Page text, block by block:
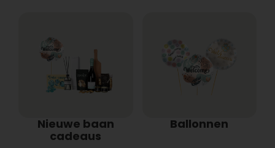
Nieuwe baan
cadeaus
Ballonnen